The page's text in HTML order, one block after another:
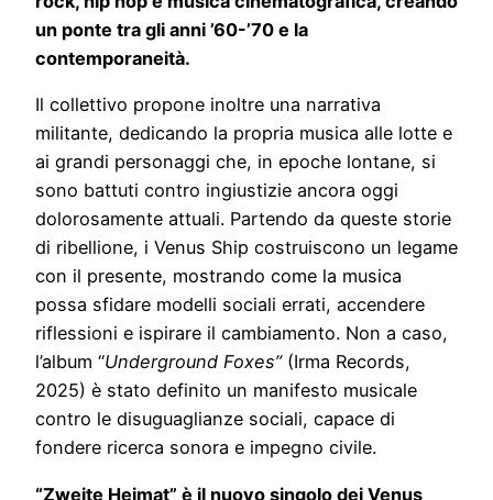
un ponte tra gli anni ’60-’70 e la
contemporaneità.
Il collettivo propone inoltre una narrativa
militante, dedicando la propria musica alle lotte e
ai grandi personaggi che, in epoche lontane, si
sono battuti contro ingiustizie ancora oggi
dolorosamente attuali. Partendo da queste storie
di ribellione, i Venus Ship costruiscono un legame
con il presente, mostrando come la musica
possa sfidare modelli sociali errati, accendere
riflessioni e ispirare il cambiamento. Non a caso,
l’album “Underground Foxes”(Irma Records,
2025) è stato definito un manifesto musicale
contro le disuguaglianze sociali, capace di
fondere ricerca sonora e impegno civile.
“Zweite Heimat” è il nuovo singolo dei Venus